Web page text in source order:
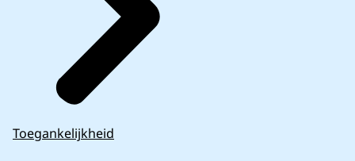
Toegankelijkheid